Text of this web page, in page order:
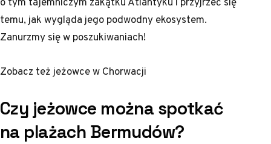
temu, jak wygląda jego podwodny ekosystem.
Zanurzmy się w poszukiwaniach!
Zobacz też jeżowce w Chorwacji
Czy jeżowce można spotkać
na plażach Bermudów?